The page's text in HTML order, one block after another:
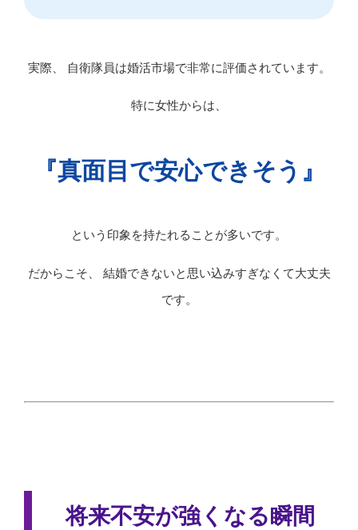
実際、 自衛隊員は婚活市場で非常に評価されています。
特に女性からは、
『真面目で安心できそう』
という印象を持たれることが多いです。
だからこそ、 結婚できないと思い込みすぎなくて大丈夫
です。
将来不安が強くなる瞬間